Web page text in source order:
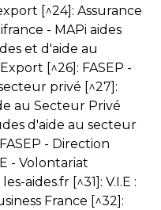
[^24]: Assurance
- MAPi aides
et d'aide au
[^26]: FASEP -
privé [^27]:
au Secteur Privé
d'aide au secteur
- Direction
- Volontariat
aides.fr [^31]: V.I.E :
France [^32]: